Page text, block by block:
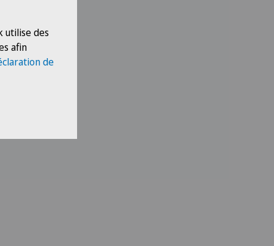
utilise des
afin
de